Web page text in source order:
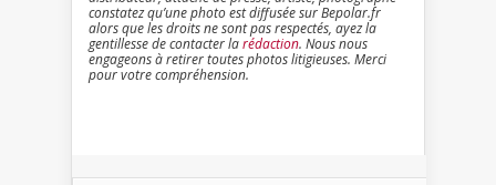
constatez qu’une photo est diffusée sur Bepolar.fr
alors que les droits ne sont pas respectés, ayez la
gentillesse de contacter larédaction. Nous nous
engageons à retirer toutes photos litigieuses. Merci
pour votre compréhension.